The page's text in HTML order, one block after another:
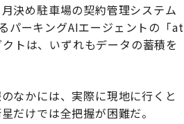
決め駐車場の契約管理システム
パーキングAIエージェントの「at
トは、いずれもデータの蓄積を
なかには、実際に現地に行くと
だけでは全把握が困難だ。